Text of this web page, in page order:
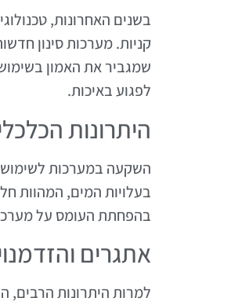
בשנים האחרונות,
קניות. מערכות סינון
שמגביר את האמון
לפגוע באיכות.
היתרונות
השקעה במערכות לשימוש
בעלויות המים, המהוות
בהפחתת העומס על
אתגרים
למרות היתרונות הרבים,